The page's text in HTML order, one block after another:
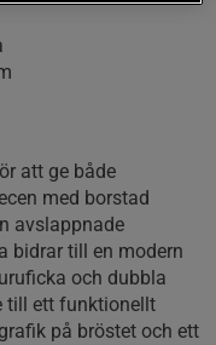
att ge både
med borstad
avslappnade
bidrar till en modern
och dubbla
till ett funktionellt
på bröstet och ett